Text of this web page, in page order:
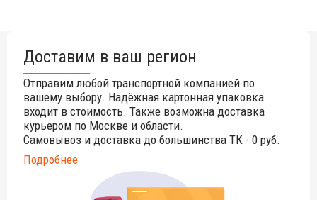
Доставим в ваш регион
Отправим любой транспортной компанией по
вашему выбору. Надёжная картонная упаковка
входит в стоимость. Также возможна доставка
курьером по Москве и области.
Самовывоз и доставка до большинства ТК - 0 руб.
Подробнее